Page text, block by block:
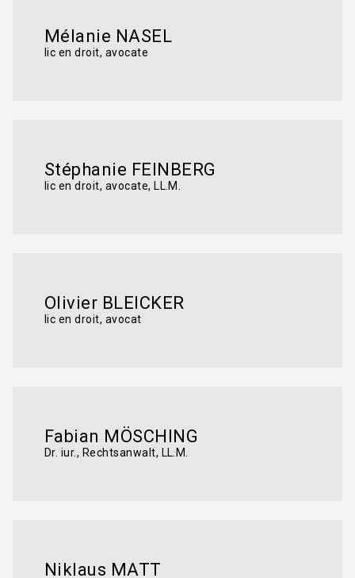
Mélanie NASEL
lic en droit, avocate
Stéphanie FEINBERG
lic en droit, avocate, LL.M.
Olivier BLEICKER
lic en droit, avocat
Fabian MÖSCHING
Dr. iur., Rechtsanwalt, LL.M.
Niklaus MATT